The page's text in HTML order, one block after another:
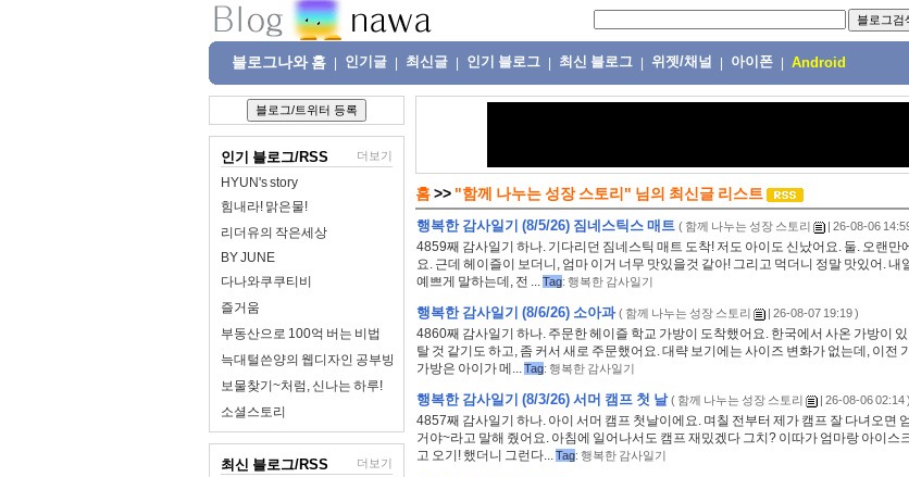
블로그나와 홈 인기글 최신글 인기 블로그 최신 블로그 위젯/채널 아이폰 Android
인기 블로그/RSS 더보기
HYUN's story
힘내라! 맑은물!
리더유의 작은세상
BY JUNE
다나와쿠쿠티비
즐거움
부동산으로 100억 버는 비법
늑대털쓴양의 웹디자인 공부방
보물찾기~처럼, 신나는 하루!
소셜스토리
최신 블로그/RSS 더보기
홈>> "함께 나누는 성장 스토리" 님의 최신글 리스트
행복한 감사일기 (8/5/26) 짐네스틱스 매트 ( 함께 나누는 성장 스토리 | 26-08-06
4859째 감사일기 하나. 기다리던 짐네스틱 매트 도착! 저도 아이도 신났어요. 둘. 오랜만
요. 근데 헤이즐이 보더니, 엄마 이거 너무 맛있을것 같아! 그리고 먹더니 정말 맛있어.
예쁘게 말하는데, 전 ...Tag: 행복한 감사일기
행복한 감사일기 (8/6/26) 소아과 ( 함께 나누는 성장 스토리 | 26-08-07 19:19 )
4860째 감사일기 하나. 주문한 헤이즐 학교 가방이 도착했어요. 한국에서 사온 가방이
탈 것 같기도 하고, 좀 커서 새로 주문했어요. 대략 보기에는 사이즈 변화가 없는데, 이전
가방은 아이가 메...Tag: 행복한 감사일기
행복한 감사일기 (8/3/26) 서머 캠프 첫 날 ( 함께 나누는 성장 스토리 | 26-08-06 02:14 )
4857째 감사일기 하나. 아이 서머 캠프 첫날이에요. 며칠 전부터 제가 캠프 잘 다녀오면
거야~라고 말해 줬어요. 아침에 일어나서도 캠프 재밌겠다 그치? 이따가 엄마랑 아이스
고 오기! 했더니 그런다...Tag: 행복한 감사일기